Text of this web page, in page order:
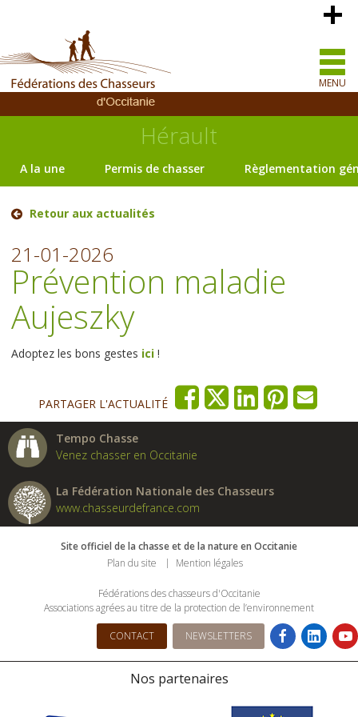
MENU
Hérault
A la une Permis de chasser Règlementation
Retour aux actualités
21-01-2026
Prévention maladie
Aujeszky
Adoptez les bons gestes ici !
PARTAGER L'ACTUALITÉ
Tempo Chasse
Venez chasser en Occitanie
La Fédération Nationale des Chasseurs
www.chasseurdefrance.com
Site officiel de la chasse et de la nature en Occitanie
Plan du site
Mention légales
Fédérations des chasseurs d'Occitanie
Associations agrées au titre de la protection de l’environnement
CONTACT NEWSLETTERS
Nos partenaires